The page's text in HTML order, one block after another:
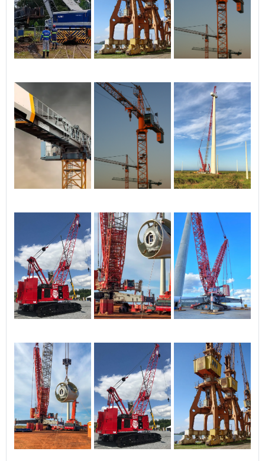
da cabine do
caminhão;Canhão de
combate a Incêndio com
bico regulável;Instalação
elétrica interna e externa,
CONTRAN;Emissão do
Certificado do INMETRO para
emplacamento somente
para veículos novos.